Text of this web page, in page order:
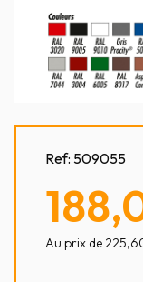
Ref: 509055
Au prix de